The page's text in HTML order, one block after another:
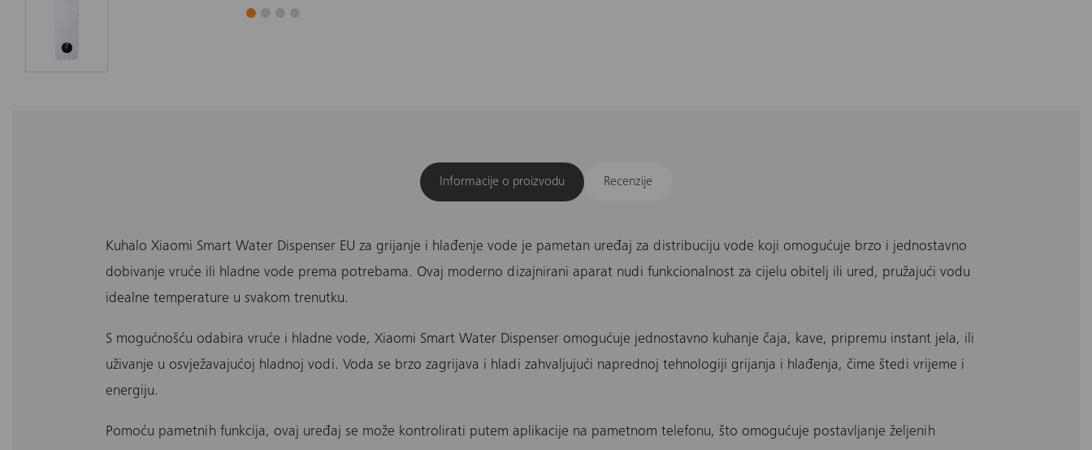
Informacije o proizvodu Recenzije
Kuhalo Xiaomi Smart Water Dispenser EU za grijanje i hlađenje vode je pametan uređaj za distribuciju vode koji omogućuje brzo i jednostavno
dobivanje vruće ili hladne vode prema potrebama. Ovaj moderno dizajnirani aparat nudi funkcionalnost za cijelu obitelj ili ured, pružajući vodu
idealne temperature u svakom trenutku.
S mogućnošću odabira vruće i hladne vode, Xiaomi Smart Water Dispenser omogućuje jednostavno kuhanje čaja, kave, pripremu instant jela, ili
uživanje u osvježavajućoj hladnoj vodi. Voda se brzo zagrijava i hladi zahvaljujući naprednoj tehnologiji grijanja i hlađenja, čime štedi vrijeme i
energiju.
Pomoću pametnih funkcija, ovaj uređaj se može kontrolirati putem aplikacije na pametnom telefonu, što omogućuje postavljanje željenih